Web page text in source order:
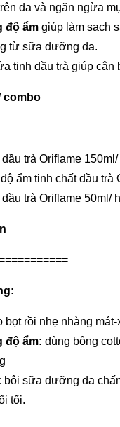
da và ngăn ngừa
độ ẩm giúp làm sạch
từ sữa dưỡng da.
tinh dầu trà giúp cân
combo
trà Oriflame 150ml/
ẩm tinh chất dầu trà
trà Oriflame 50ml/
bọt rồi nhẹ nhàng
độ ẩm: dùng bông
bôi sữa dưỡng da
tối.